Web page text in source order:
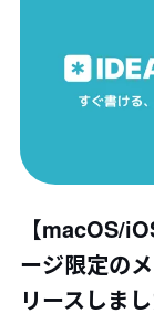
【macOS/
ージ限定の
リースしま